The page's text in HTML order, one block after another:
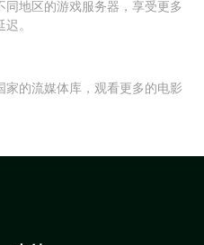
同地区的游戏服务器，享受更多
。
家的流媒体库，观看更多的电影